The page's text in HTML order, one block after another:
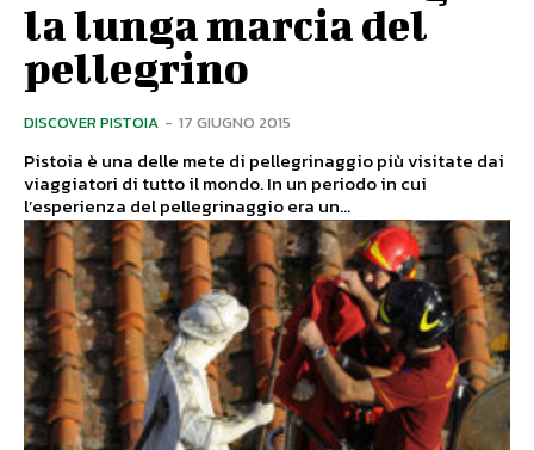
la lunga marcia del
pellegrino
DISCOVER PISTOIA - 17 GIUGNO 2015
Pistoia è una delle mete di pellegrinaggio più visitate dai
viaggiatori di tutto il mondo. In un periodo in cui
l’esperienza del pellegrinaggio era un...